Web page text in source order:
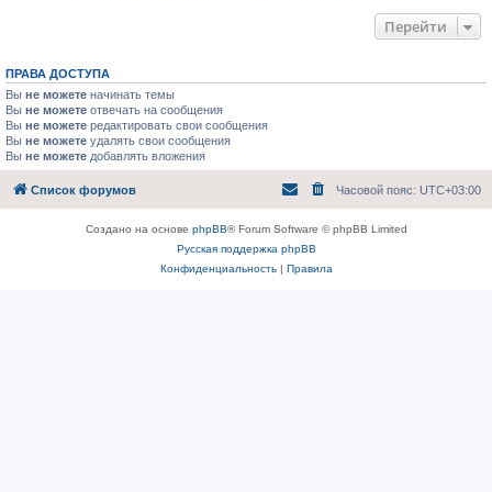
Перейти
ПРАВА ДОСТУПА
Вы не можете начинать темы
Вы не можете отвечать на сообщения
Вы не можете редактировать свои сообщения
Вы не можете удалять свои сообщения
Вы не можете добавлять вложения
Список форумов Часовой пояс: UTC+03:00
Создано на основе phpBB® Forum Software © phpBB Limited
Русская поддержка phpBB
Конфиденциальность| Правила